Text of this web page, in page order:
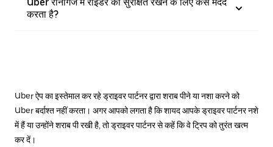
Uber रानीगंज में राइडर को सुरक्षित रखने के लिए कैसे मदद
करता है?
Uber ऐप का इस्तेमाल कर रहे ड्राइवर पार्टनर द्वारा शराब पीने या नशा करने को
Uber बर्दाश्त नहीं करता। अगर आपको लगता है कि शायद आपके ड्राइवर पार्टनर नशे
में हैं या उन्होंने शराब पी रखी है, तो ड्राइवर पार्टनर से कहें कि वे ट्रिप को तुरंत खत्म
कर दें।